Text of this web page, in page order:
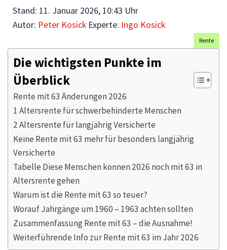
Stand: 11. Januar 2026, 10:43 Uhr
Autor: Peter Kosick Experte: Ingo Kosick
Rente
Die wichtigsten Punkte im
Überblick
Rente mit 63 Änderungen 2026
1 Altersrente für schwerbehinderte Menschen
2 Altersrente für langjährig Versicherte
Keine Rente mit 63 mehr für besonders langjährig
Versicherte
Tabelle Diese Menschen können 2026 noch mit 63 in
Altersrente gehen
Warum ist die Rente mit 63 so teuer?
Worauf Jahrgänge um 1960 – 1963 achten sollten
Zusammenfassung Rente mit 63 – die Ausnahme!
Weiterführende Info zur Rente mit 63 im Jahr 2026